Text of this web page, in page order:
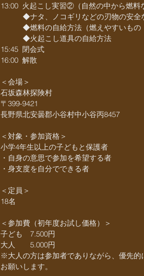
13:00  火起こし実習②（自然の中から燃料
◆ナタ、ノコギリなどの刃物の安全
◆燃料の自給方法（燃えやすいもの・
◆火起こし道具の自給方法
15:45  閉会式
16:00  解散
＜会場＞
石坂森林探険村
〒399-9421
長野県北安曇郡小谷村中小谷丙8457
＜対象・参加資格＞
小学4年生以上の子どもと保護者
・自身の意思で参加を希望する者
・身支度を自分でできる者
＜定員＞
18名
＜参加費（初年度お試し価格）＞
子ども　7.500円
大人　　5.000円
※大人の方は参加者でありながら、優先
お願いします。